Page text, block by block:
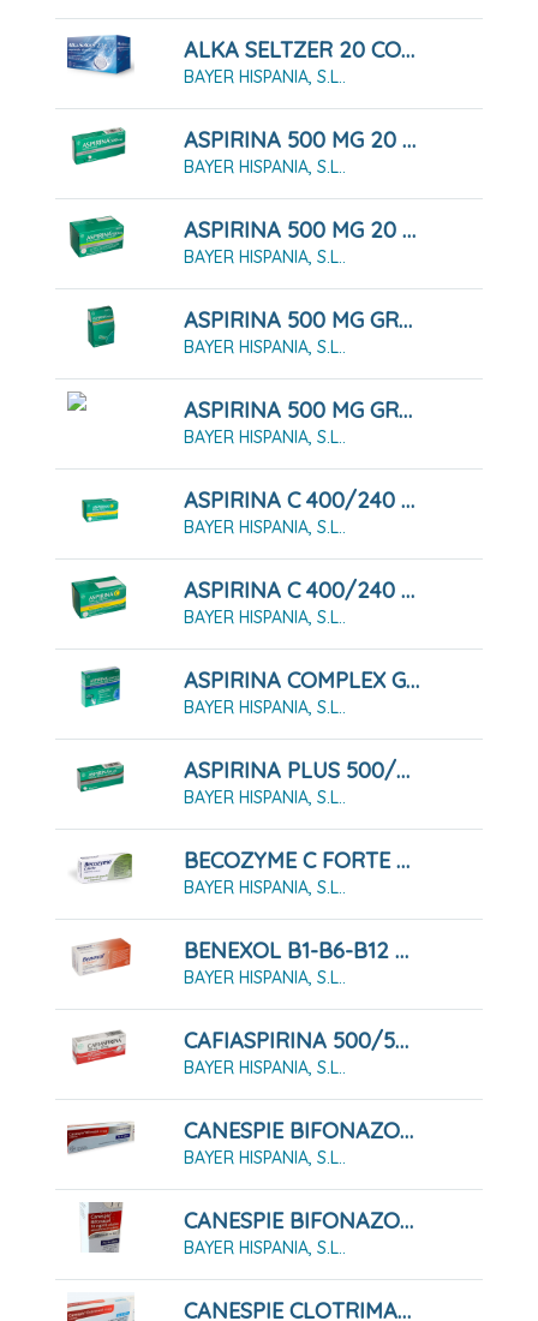
ALKA SELTZER 20 COMPRIMIDOS EFERVESCENTES
BAYER HISPANIA, S.L..
ASPIRINA 500 MG 20 COMPRIMIDOS
BAYER HISPANIA, S.L..
ASPIRINA 500 MG 20 COMPRIMIDOS EFERVESCENTES
BAYER HISPANIA, S.L..
ASPIRINA 500 MG GRANULADO 10 SOBRES
BAYER HISPANIA, S.L..
ASPIRINA 500 MG GRANULADO 20 SOBRES
BAYER HISPANIA, S.L..
ASPIRINA C 400/240 MG 10 COMPRIMIDOS EFERVESCENTES
BAYER HISPANIA, S.L..
ASPIRINA C 400/240 MG 20 COMPRIMIDOS EFERVESCENTES
BAYER HISPANIA, S.L..
ASPIRINA COMPLEX GRANULADO EFERVESCENTE 10 SOBRES
BAYER HISPANIA, S.L..
ASPIRINA PLUS 500/50 MG 20 COMPRIMIDOS
BAYER HISPANIA, S.L..
BECOZYME C FORTE 30 GRAGEAS
BAYER HISPANIA, S.L..
BENEXOL B1-B6-B12 COMPRIMIDOS RECUBIERTOS CON PELÍCULA
BAYER HISPANIA, S.L..
CAFIASPIRINA 500/50 MG 20 COMPRIMIDOS
BAYER HISPANIA, S.L..
CANESPIE BIFONAZOL 10 MG/G CREMA 20 GRAMOS
BAYER HISPANIA, S.L..
CANESPIE BIFONAZOL 10 MG/ML SOLUCION PARA PULVERIZACION CUTANEA , 30 ML
BAYER HISPANIA, S.L..
CANESPIE CLOTRIMAZOL 10 MG/G CREMA 30 GRAMOS